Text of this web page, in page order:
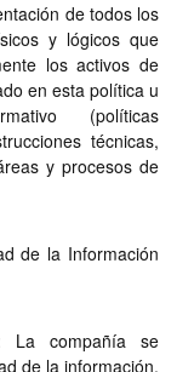
de todos los
y lógicos que
los activos de
en esta política u
(políticas
técnicas,
y procesos de
de la Información
La compañía se
de la información,